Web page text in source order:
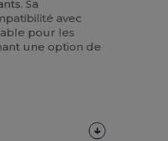
Sa
avec
pour les
une option de